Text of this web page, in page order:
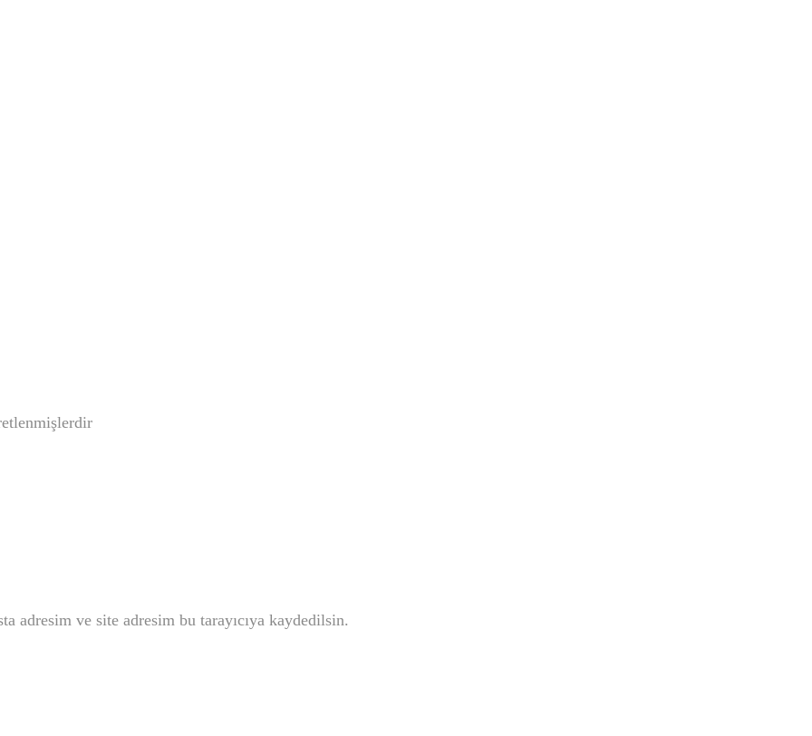
adresim ve site adresim bu tarayıcıya kaydedilsin.